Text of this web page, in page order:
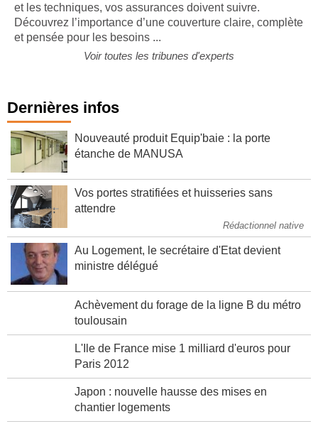
et les techniques, vos assurances doivent suivre.
Découvrez l’importance d’une couverture claire, complète
et pensée pour les besoins ...
Voir toutes les tribunes d'experts
Dernières infos
Nouveauté produit Equip'baie : la porte
étanche de MANUSA
Vos portes stratifiées et huisseries sans
attendre
Rédactionnel native
Au Logement, le secrétaire d'Etat devient
ministre délégué
Achèvement du forage de la ligne B du métro
toulousain
L'Ile de France mise 1 milliard d'euros pour
Paris 2012
Japon : nouvelle hausse des mises en
chantier logements